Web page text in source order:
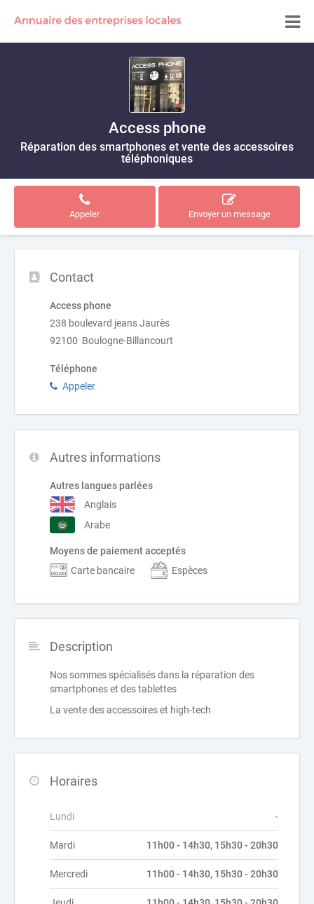
Access phone
Réparation des smartphones et vente des accessoires
téléphoniques
Appeler Envoyer un message
Contact
Access phone
238 boulevard jeans Jaurès
92100 Boulogne-Billancourt
Téléphone
Appeler
Autres informations
Autres langues parlées
Anglais
Arabe
Moyens de paiement acceptés
Carte bancaire
Espèces
Description
Nos sommes spécialisés dans la réparation des
smartphones et des tablettes
La vente des accessoires et high-tech
Horaires
Lundi -
Mardi 11h00 - 14h30, 15h30 - 20h30
Mercredi 11h00 - 14h30, 15h30 - 20h30